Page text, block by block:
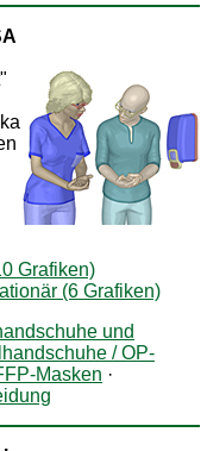
Grafiken)
(6 Grafiken)
und
/ OP-
Masken ·